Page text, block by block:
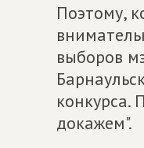
Поэтому,
выборов
конкурса.
докажем".